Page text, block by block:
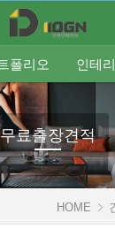
폴리오 인테
도 오시는 길
시 기타공사
타일
인테리어셀프
FAQ
무료출장견적
HOME
스케
스케